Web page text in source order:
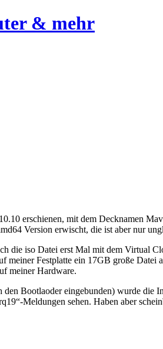
& mehr
erschienen, mit dem Decknamen
Version erwischt, die ist aber nur
die iso Datei erst Mal mit dem Virtual
meiner Festplatte ein 17GB große
meiner Hardware.
Bootlaoder eingebunden) wurde die
Meldungen sehen. Haben aber